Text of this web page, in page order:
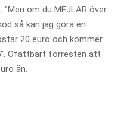
om du MEJLAR över
så kan jag göra en
20 euro och kommer
Ofattbart förresten att
än.